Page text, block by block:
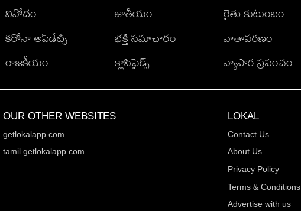
వినోదం
కరోనా అప్‌డేట్స్
రాజకీయం
జాతీయం
భక్తి సమాచారం
క్లాసిఫైడ్స్
రైతు కుటుంబం
వాతావరణం
వ్యాపార ప్రపంచం
OUR OTHER WEBSITES
getlokalapp.com
tamil.getlokalapp.com
LOKAL
Contact Us
About Us
Privacy Policy
Terms & Conditions
Advertise with us